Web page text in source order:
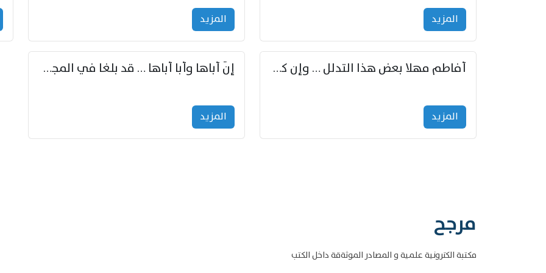
المزید المزید
أفاطم مهلا بعض هذا التدلل … وإن كنت قد أزمعت صرمي فأجملي
المزید
إنّ أباها وأبا أباها … قد بلغا في المجد غايتاها
المزید
مرجح
مكتبة الكترونية علمية و المصادر الموثةقة داخل الكتب